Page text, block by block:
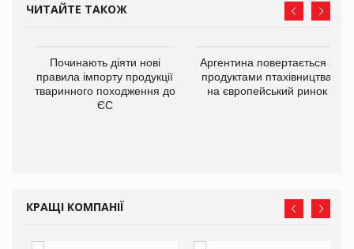
ЧИТАЙТЕ ТАКОЖ
Починають діяти нові
правила імпорту продукції
тваринного походження до
ЄС
Аргентина повертається з
продуктами птахівництва
на європейський ринок
КРАЩІ КОМПАНІЇ